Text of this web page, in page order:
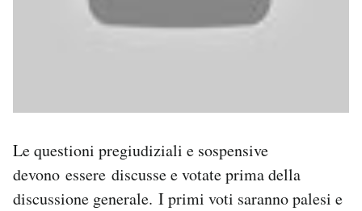
Le questioni pregiudiziali e sospensive
devono essere discusse e votate prima della
discussione generale. I primi voti saranno palesi e